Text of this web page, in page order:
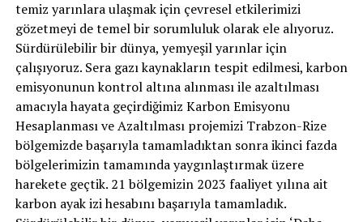
temiz yarınlara ulaşmak için çevresel etkilerimizi
gözetmeyi de temel bir sorumluluk olarak ele alıyoruz.
Sürdürülebilir bir dünya, yemyeşil yarınlar için
çalışıyoruz. Sera gazı kaynakların tespit edilmesi, karbon
emisyonunun kontrol altına alınması ile azaltılması
amacıyla hayata geçirdiğimiz Karbon Emisyonu
Hesaplanması ve Azaltılması projemizi Trabzon-Rize
bölgemizde başarıyla tamamladıktan sonra ikinci fazda
bölgelerimizin tamamında yaygınlaştırmak üzere
harekete geçtik. 21 bölgemizin 2023 faaliyet yılına ait
karbon ayak izi hesabını başarıyla tamamladık.